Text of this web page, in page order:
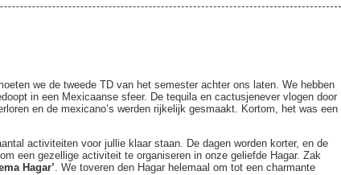
we de tweede TD van het semester achter ons laten. We hebben
in een Mexicaanse sfeer. De tequila en cactusjenever vlogen door
en de mexicano’s werden rijkelijk gesmaakt. Kortom, het was een
activiteiten voor jullie klaar staan. De dagen worden korter, en de
een gezellige activiteit te organiseren in onze geliefde Hagar. Zak
Hagar’. We toveren den Hagar helemaal om tot een charmante